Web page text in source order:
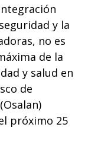
y la
no es
de la
y salud en
de
próximo 25